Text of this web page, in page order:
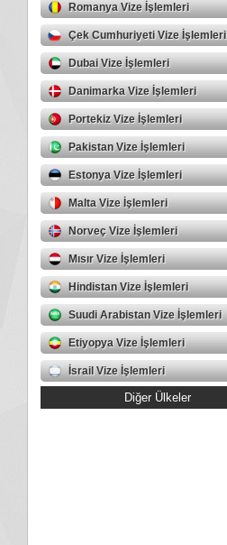
Romanya Vize İşlemleri
Çek Cumhuriyeti Vize İşlemleri
Dubai Vize İşlemleri
Danimarka Vize İşlemleri
Portekiz Vize İşlemleri
Pakistan Vize İşlemleri
Estonya Vize İşlemleri
Malta Vize İşlemleri
Norveç Vize İşlemleri
Mısır Vize İşlemleri
Hindistan Vize İşlemleri
Suudi Arabistan Vize İşlemleri
Etiyopya Vize İşlemleri
İsrail Vize İşlemleri
Diğer Ülkeler